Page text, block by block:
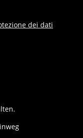
dei dati